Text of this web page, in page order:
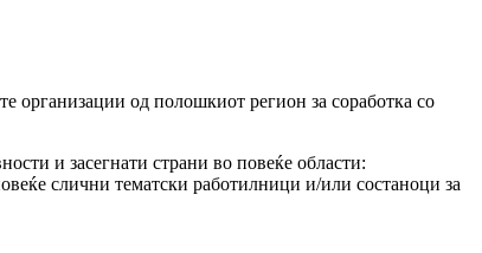
организации од полошкиот регион за соработка со
и засегнати страни во повеќе области:
слични тематски работилници и/или состаноци за